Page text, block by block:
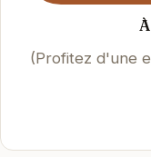
(Profitez d'une